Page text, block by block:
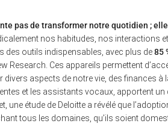
pas de transformer notre quotidien ;
nos habitudes, nos interactions
des outils indispensables, avec plus de85
Research. Ces appareils permettent
divers aspects de notre vie, des finances à
et les assistants vocaux, apportent
une étude de Deloitte a révélé que
tous les domaines, qu’ils soient